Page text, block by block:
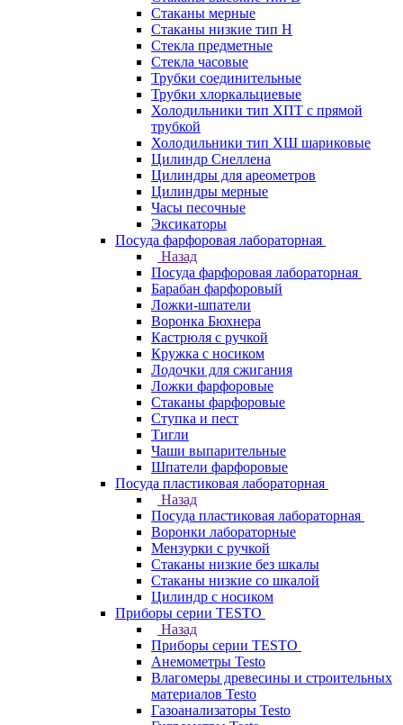
Стаканы мерные
Стаканы низкие тип Н
Стекла предметные
Стекла часовые
Трубки соединительные
Трубки хлоркальциевые
Холодильники тип ХПТ с прямой
трубкой
Холодильники тип ХШ шариковые
Цилиндр Снеллена
Цилиндры для ареометров
Цилиндры мерные
Часы песочные
Эксикаторы
Посуда фарфоровая лабораторная
Назад
Посуда фарфоровая лабораторная
Барабан фарфоровый
Ложки-шпатели
Воронка Бюхнера
Кастрюля с ручкой
Кружка с носиком
Лодочки для сжигания
Ложки фарфоровые
Стаканы фарфоровые
Ступка и пест
Тигли
Чаши выпарительные
Шпатели фарфоровые
Посуда пластиковая лабораторная
Назад
Посуда пластиковая лабораторная
Воронки лабораторные
Мензурки с ручкой
Стаканы низкие без шкалы
Стаканы низкие со шкалой
Цилиндр с носиком
Приборы серии TESTO
Назад
Приборы серии TESTO
Анемометры Testo
Влагомеры древесины и строительных
материалов Testo
Газоанализаторы Testo